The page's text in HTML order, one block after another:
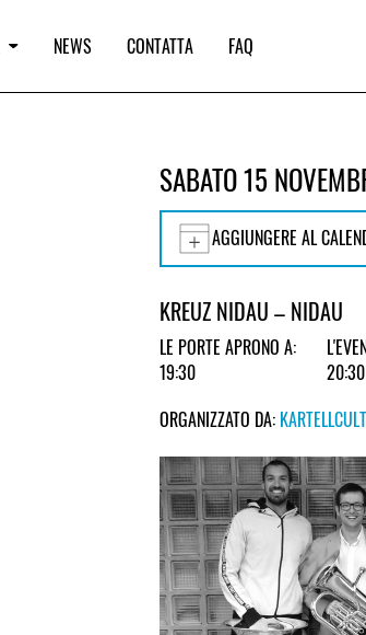
NEWS CONTATTA FAQ
SABATO 15
AGGIUNGERE AL
KREUZ NIDAU – NIDAU
LE PORTE APRONO A:
19:30
20:30
ORGANIZZATO DA: